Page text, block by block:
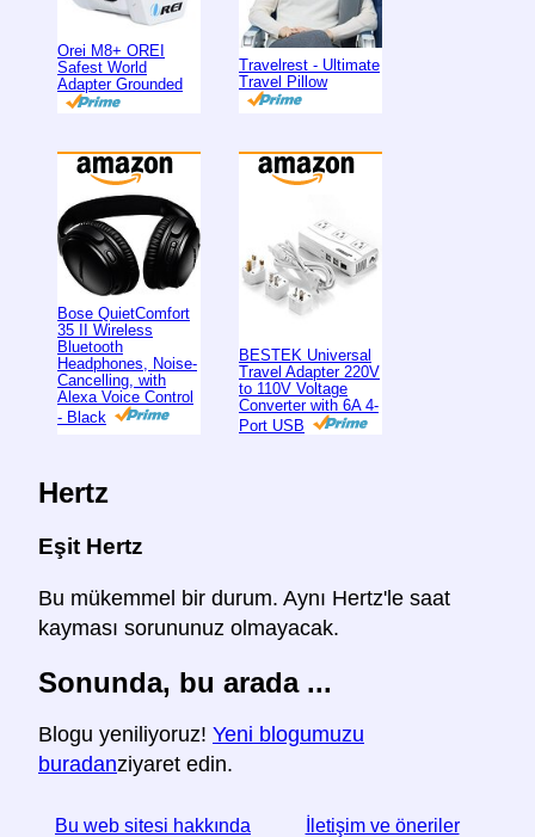
Orei M8+ OREI
Safest World
Adapter Grounded
Travelrest - Ultimate
Travel Pillow
Bose QuietComfort
35 II Wireless
Bluetooth
Headphones, Noise-
Cancelling, with
Alexa Voice Control
- Black
BESTEK Universal
Travel Adapter 220V
to 110V Voltage
Converter with 6A 4-
Port USB
Hertz
Eşit Hertz
Bu mükemmel bir durum. Aynı Hertz'le saat
kayması sorununuz olmayacak.
Sonunda, bu arada ...
Blogu yeniliyoruz! Yeni blogumuzu
buradanziyaret edin.
Bu web sitesi hakkında İletişim ve öneriler